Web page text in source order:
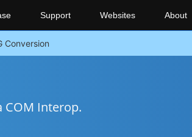
Support Websites About
Conversion
COM Interop.